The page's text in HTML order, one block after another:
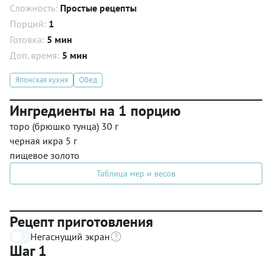
Сложность: Простые рецепты
Порций: 1
Готовка: 5 мин
Доп. время: 5 мин
Японская кухня Обед
Ингредиенты на 1 порцию
торо (брюшко тунца) 30 г
черная икра 5 г
пищевое золото
Таблица мер и весов
Рецепт приготовления
Негаснущий экран
Шаг 1